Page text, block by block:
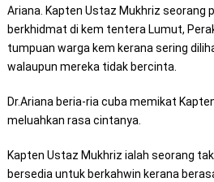
Ariana. Kapten Ustaz Mukhriz seorang
berkhidmat di kem tentera Lumut,
tumpuan warga kem kerana sering
walaupun mereka tidak bercinta.
Dr.Ariana beria-ria cuba memikat
meluahkan rasa cintanya.
Kapten Ustaz Mukhriz ialah seorang
bersedia untuk berkahwin kerana